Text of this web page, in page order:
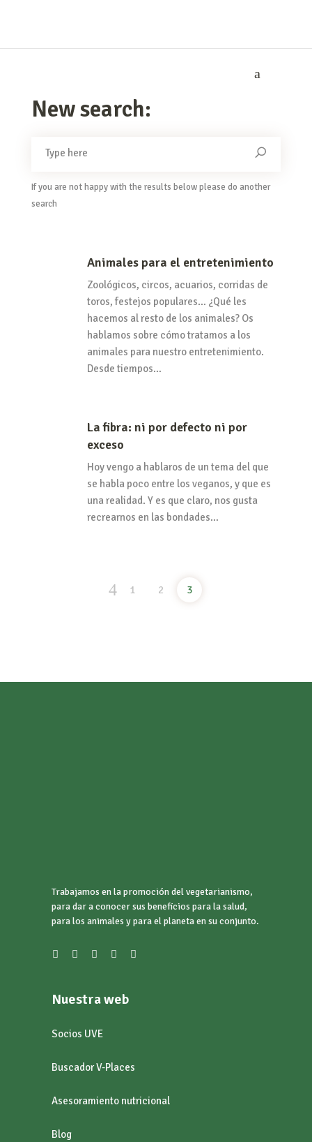
New search:
If you are not happy with the results below please do another
search
Animales para el entretenimiento
Zoológicos, circos, acuarios, corridas de
toros, festejos populares… ¿Qué les
hacemos al resto de los animales? Os
hablamos sobre cómo tratamos a los
animales para nuestro entretenimiento.
Desde tiempos…
La fibra: ni por defecto ni por
exceso
Hoy vengo a hablaros de un tema del que
se habla poco entre los veganos, y que es
una realidad. Y es que claro, nos gusta
recrearnos en las bondades…
1 2 3
Trabajamos en la promoción del vegetarianismo,
para dar a conocer sus beneficios para la salud,
para los animales y para el planeta en su conjunto.
Nuestra web
Socios UVE
Buscador V-Places
Asesoramiento nutricional
Blog